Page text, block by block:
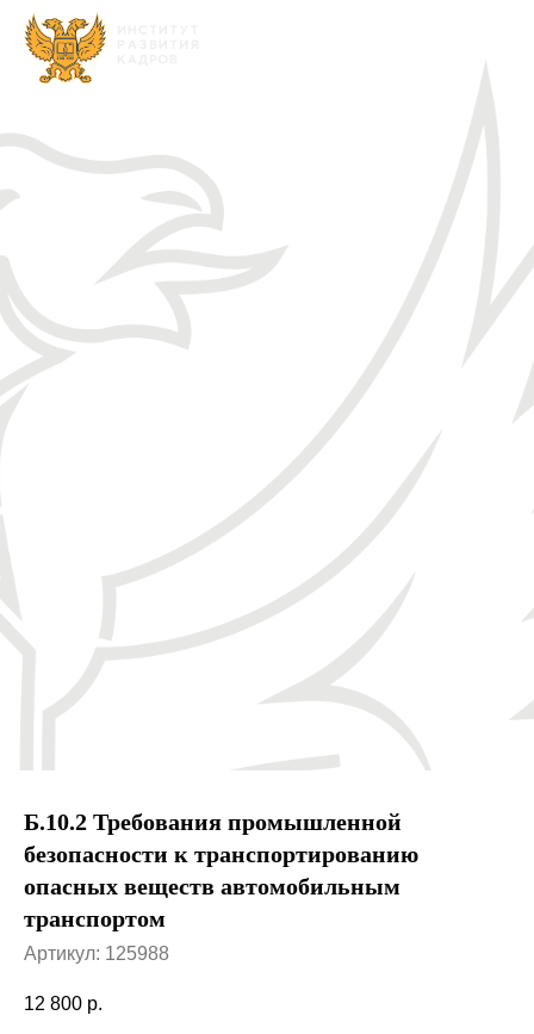
Б.10.2 Требования промышленной
безопасности к транспортированию
опасных веществ автомобильным
транспортом
Артикул: 125988
12 800 р.